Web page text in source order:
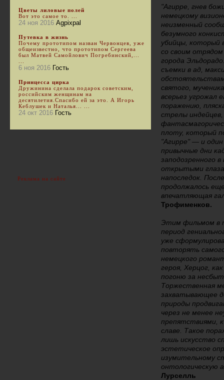
"Агирре, гнев
немецкому
неизменный
безумного
убийцы, который
со своим
города
съемки в ад,
святого,
всерьез угрожал
поражению,
стрелы индейцев,
плоту, который
"Агирре" — и
привычные дни
заподозренного
открытыми
напоследок.
продолжалось
впечатляющая
Трофименков.
Этим фильмом в
период
уже
повторять
немецкого
героя, Херцог,
погоню за
Торжественная
захватывающее
природы
через не менее
препятствиями,
славе. Такое
лишь искусство
эстетическое
изумительному
онтологическую
Лурселль
Цветы лиловые полей
Вот это самое то. ...
24 ноя 2016 Agpixpal
Путевка в жизнь
Почему прототипом назван Червонцев, уже
общеизвестно, что прототипом Сергеева
был Матвей Самойлович Погребинский,...
6 ноя 2016 Гость
Принцесса цирка
Дружинина сделала подарок советским,
российским женщинам на
десятилетия.Спасибо ей за это. А Игорь
Кеблушек и Наталья... ...
24 окт 2016 Гость
Реклама на сайте